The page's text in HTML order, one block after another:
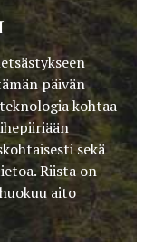
päivän
kohtaa
sekä
Riista on
aito